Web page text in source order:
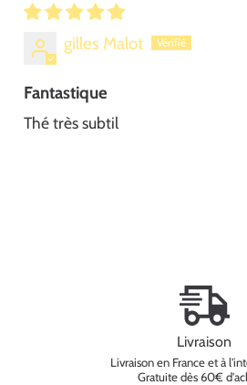
gilles Malot
Fantastique
Thé très subtil
Livraison
Livraison en France et à
Gratuite dès 60€